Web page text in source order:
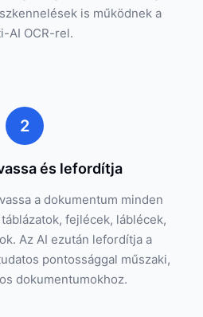
is működnek a
AI OCR-rel.
2
és lefordítja
a dokumentum minden
fejlécek, láblécek,
Az AI ezután lefordítja a
pontossággal műszaki,
dokumentumokhoz.